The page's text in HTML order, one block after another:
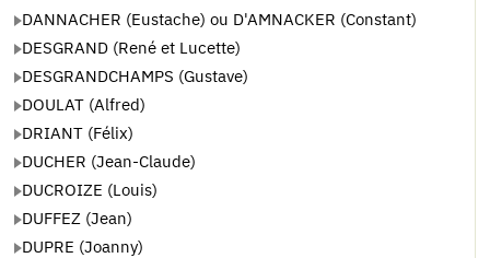
DANNACHER (Eustache) ou D'AMNACKER (Constant)
DESGRAND (René et Lucette)
DESGRANDCHAMPS (Gustave)
DOULAT (Alfred)
DRIANT (Félix)
DUCHER (Jean-Claude)
DUCROIZE (Louis)
DUFFEZ (Jean)
DUPRE (Joanny)